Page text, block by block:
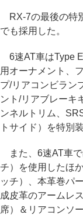
RX-7の最後の特
でも採用した。
6速AT車はType
用オーナメント、
プ/リアコンビラン
ント/リアブレーキ
ンネルトリム、
トサイド）を特別装
また、6速AT車で
チ）を使用したほ
ッチ）、本革巻パ
成皮革のアームレ
席）＆リアコンソ